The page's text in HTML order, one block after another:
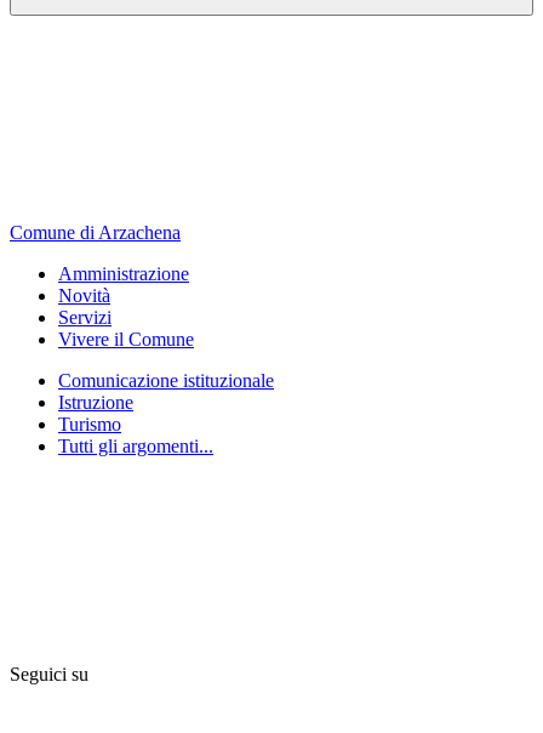
Comune di Arzachena
Amministrazione
Novità
Servizi
Vivere il Comune
Comunicazione istituzionale
Istruzione
Turismo
Tutti gli argomenti...
Seguici su